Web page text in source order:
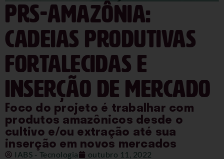
PRS-Amazônia:
cadeias produtivas
fortalecidas e
inserção de mercado
Foco do projeto é trabalhar com
produtos amazônicos desde o
cultivo e/ou extração até sua
inserção em novos mercados
IABS - Tecnologia outubro 11, 2022